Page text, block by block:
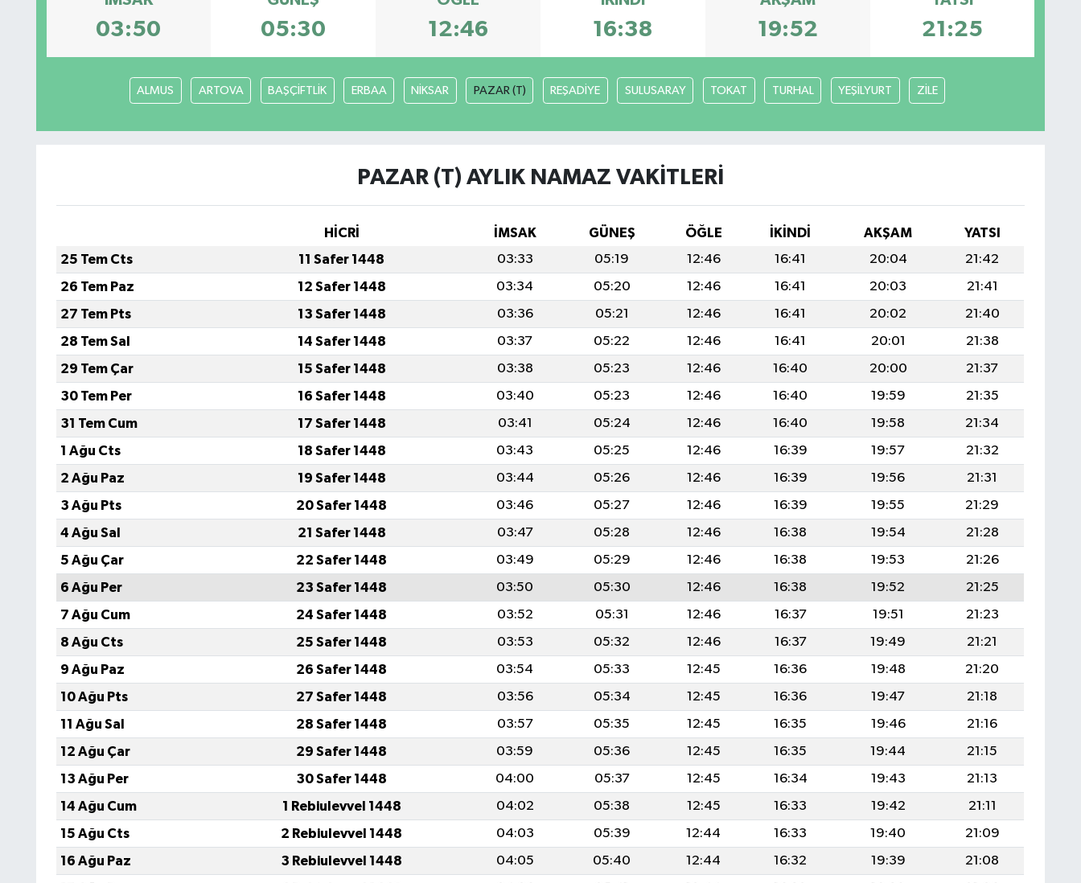
03:50 05:30 12:46 16:38 19:52 21:25
ALMUS ARTOVA BAŞÇİFTLİK ERBAA NİKSAR PAZAR (T) REŞADİYE SULUSARAY TOKAT TURHAL YEŞİLYURT ZİLE
PAZAR (T) AYLIK NAMAZ VAKITLERI
HİCRİ İMSAK GÜNEŞ ÖĞLE İKINDI AKŞAM
YATSI
25 Tem Cts
11 Safer 1448 03:33 05:19 12:46 16:41 20:04
21:42
26 Tem Paz
12 Safer 1448 03:34 05:20 12:46 16:41 20:03
21:41
27 Tem Pts
13 Safer 1448 03:36 05:21 12:46 16:41 20:02
21:40
28 Tem Sal
14 Safer 1448 03:37 05:22 12:46 16:41 20:01
21:38
29 Tem Çar
15 Safer 1448 03:38 05:23 12:46 16:40 20:00
21:37
30 Tem Per
16 Safer 1448 03:40 05:23 12:46 16:40 19:59
21:35
31 Tem Cum
17 Safer 1448 03:41 05:24 12:46 16:40 19:58
21:34
1 Ağu Cts
18 Safer 1448 03:43 05:25 12:46 16:39 19:57
21:32
2 Ağu Paz
19 Safer 1448 03:44 05:26 12:46 16:39 19:56
21:31
3 Ağu Pts
20 Safer 1448 03:46 05:27 12:46 16:39 19:55
21:29
4 Ağu Sal
21 Safer 1448 03:47 05:28 12:46 16:38 19:54
21:28
5 Ağu Çar
22 Safer 1448 03:49 05:29 12:46 16:38 19:53
21:26
6 Ağu Per
23 Safer 1448 03:50 05:30 12:46 16:38 19:52
21:25
7 Ağu Cum
24 Safer 1448 03:52 05:31 12:46 16:37 19:51
21:23
8 Ağu Cts
25 Safer 1448 03:53 05:32 12:46 16:37 19:49
21:21
9 Ağu Paz
26 Safer 1448 03:54 05:33 12:45 16:36 19:48
21:20
10 Ağu Pts
27 Safer 1448 03:56 05:34 12:45 16:36 19:47
21:18
11 Ağu Sal
28 Safer 1448 03:57 05:35 12:45 16:35 19:46
21:16
12 Ağu Çar
29 Safer 1448 03:59 05:36 12:45 16:35 19:44
21:15
13 Ağu Per
30 Safer 1448 04:00 05:37 12:45 16:34 19:43
21:13
14 Ağu Cum
1 Rebiulevvel 1448 04:02 05:38 12:45 16:33 19:42
21:11
15 Ağu Cts
2 Rebiulevvel 1448 04:03 05:39 12:44 16:33 19:40
21:09
16 Ağu Paz
3 Rebiulevvel 1448 04:05 05:40 12:44 16:32 19:39
21:08